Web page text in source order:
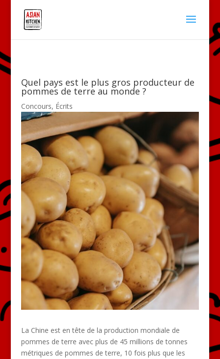
Quel pays est le plus gros producteur de
pommes de terre au monde ?
Concours, Écrits
La Chine est en tête de la production mondiale de
pommes de terre avec plus de 45 millions de tonnes
métriques de pommes de terre, 10 fois plus que les